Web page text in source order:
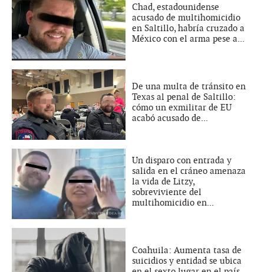
Chad, estadounidense
acusado de multihomicidio
en Saltillo, habría cruzado a
México con el arma pese a...
De una multa de tránsito en
Texas al penal de Saltillo:
cómo un exmilitar de EU
acabó acusado de...
Un disparo con entrada y
salida en el cráneo amenaza
la vida de Litzy,
sobreviviente del
multihomicidio en...
Coahuila: Aumenta tasa de
suicidios y entidad se ubica